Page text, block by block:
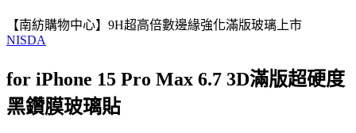
【南紡購物中心】9H超高倍數邊緣強化滿版玻璃上市
NISDA
for iPhone 15 Pro Max 6.7 3D滿版超硬度
黑鑽膜玻璃貼